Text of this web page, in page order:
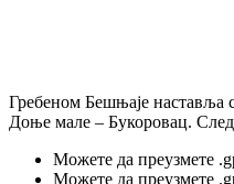
Гребеном Бешњаје наставља
Доње мале – Букоровац.
Можете да преузмете
Можете да преузмете